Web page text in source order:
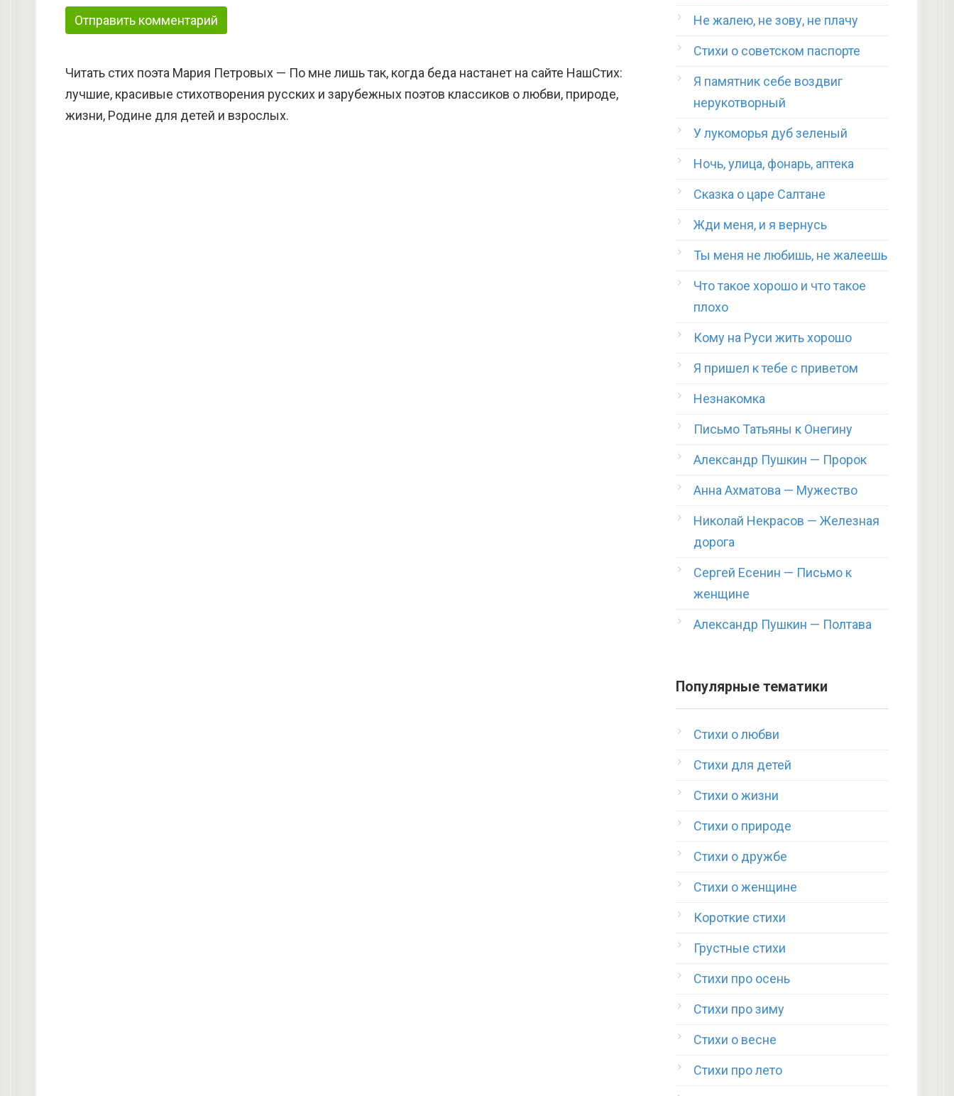
Читать стих поэта Мария Петровых — По мне лишь так, когда беда настанет на сайте НашСтих:
лучшие, красивые стихотворения русских и зарубежных поэтов классиков о любви, природе,
жизни, Родине для детей и взрослых.
Не жалею, не зову, не плачу
Стихи о советском паспорте
Я памятник себе воздвиг
нерукотворный
У лукоморья дуб зеленый
Ночь, улица, фонарь, аптека
Сказка о царе Салтане
Жди меня, и я вернусь
Ты меня не любишь, не жалеешь
Что такое хорошо и что такое
плохо
Кому на Руси жить хорошо
Я пришел к тебе с приветом
Незнакомка
Письмо Татьяны к Онегину
Александр Пушкин — Пророк
Анна Ахматова — Мужество
Николай Некрасов — Железная
дорога
Сергей Есенин — Письмо к
женщине
Александр Пушкин — Полтава
Популярные тематики
Стихи о любви
Стихи для детей
Стихи о жизни
Стихи о природе
Стихи о дружбе
Стихи о женщине
Короткие стихи
Грустные стихи
Стихи про осень
Стихи про зиму
Стихи о весне
Стихи про лето